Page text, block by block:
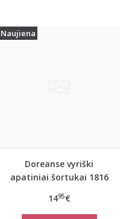
Naujiena
Doreanse vyriški
apatiniai šortukai 1816
1495€